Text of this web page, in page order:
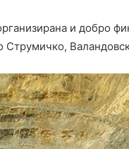
и добро
Струмичко,